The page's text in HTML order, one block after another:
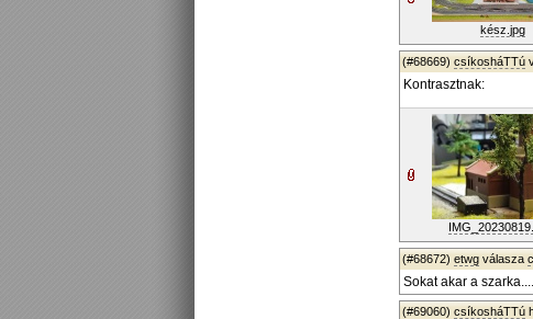
kész.jpg
(#68669) csíkosháTTú
Kontrasztnak:
(#68672) etwg válasza
Sokat akar a
(#69060) csíkosháTTú